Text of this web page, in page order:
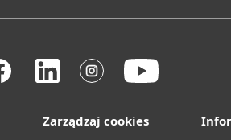
Zarządzaj cookies